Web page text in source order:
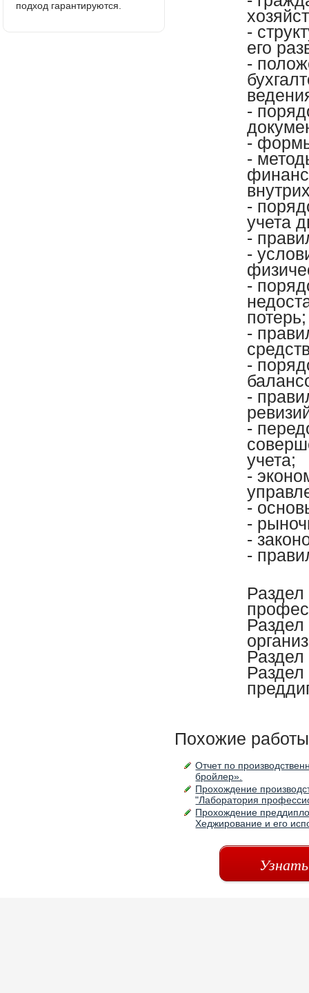
-
его
-
-
-
-
-
учета
-
-
-
потерь;
-
-
-
-
учета;
-
-
-
-
-
Раздел
Раздел
Похожие
Отчет по
бройлер».
Прохождение
"Лаборатория
Прохождение
Хеджирование и его
подход гарантируются.